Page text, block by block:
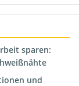
sparen:
und